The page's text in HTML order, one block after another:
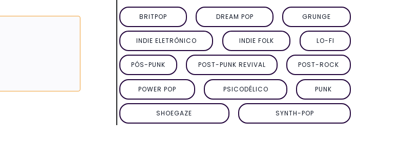
BRITPOP DREAM POP GRUNGE
INDIE ELETRÔNICO INDIE FOLK LO-FI
PÓS-PUNK POST-PUNK REVIVAL POST-ROCK
POWER POP PSICODÉLICO PUNK
SHOEGAZE SYNTH-POP